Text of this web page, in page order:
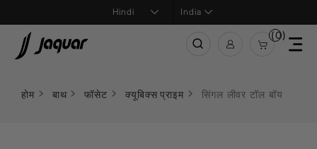
India
(0)
होम बाथ फॉसेट क्यूबिक्स प्राइम सिंगल लीवर टॉल बॉय